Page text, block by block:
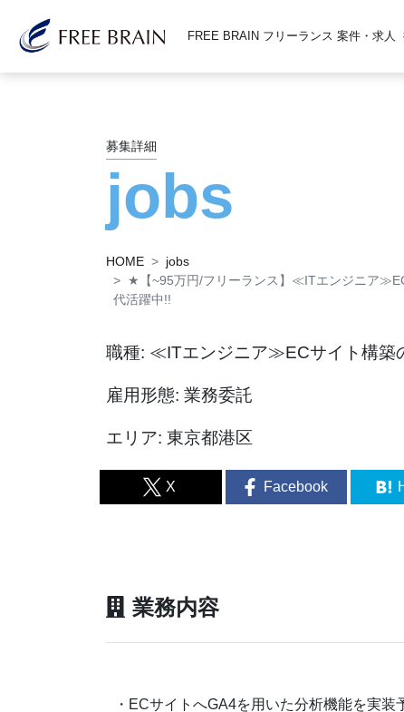
FREE BRAIN フリーランス 案件・求人
募集詳細
jobs
HOME
jobs
★
【~95万円/フリーランス】≪ITエンジニア
代活躍中!!
職種: ≪ITエンジニア≫ECサイト構築
雇用形態: 業務委託
エリア: 東京都港区
X Facebook
業務内容
・ECサイトへGA4を用いた分析機能を実装